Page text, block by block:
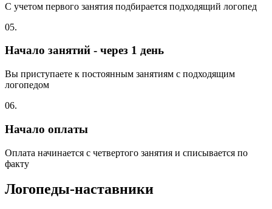
С учетом первого занятия подбирается подходящий логопед
05.
Начало занятий - через 1 день
Вы приступаете к постоянным занятиям с подходящим
логопедом
06.
Начало оплаты
Оплата начинается с четвертого занятия и списывается по
факту
Логопеды-наставники